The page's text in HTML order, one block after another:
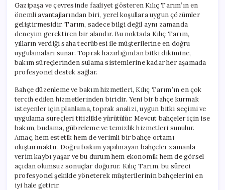
Gazipaşa ve çevresinde faaliyet gösteren Kılıç Tarım’ın en
önemli avantajlarından biri, yerel koşullara uygun çözümler
geliştirmesidir. Tarım, sadece bilgi değil aynı zamanda
deneyim gerektiren bir alandır. Bu noktada Kılıç Tarım,
yılların verdiği saha tecrübesi ile müşterilerine en doğru
uygulamaları sunar. Toprak hazırlığından bitki dikimine,
bakım süreçlerinden sulama sistemlerine kadar her aşamada
profesyonel destek sağlar.
Bahçe düzenleme ve bakım hizmetleri, Kılıç Tarım’ın en çok
tercih edilen hizmetlerinden biridir. Yeni bir bahçe kurmak
isteyenler için planlama, toprak analizi, uygun bitki seçimi ve
uygulama süreçleri titizlikle yürütülür. Mevcut bahçeler için ise
bakım, budama, gübreleme ve temizlik hizmetleri sunulur.
Amaç, hem estetik hem de verimli bir bahçe ortamı
oluşturmaktır. Doğru bakım yapılmayan bahçeler zamanla
verim kaybı yaşar ve bu durum hem ekonomik hem de görsel
açıdan olumsuz sonuçlar doğurur. Kılıç Tarım, bu süreci
profesyonel şekilde yöneterek müşterilerinin bahçelerini en
iyi hale getirir.